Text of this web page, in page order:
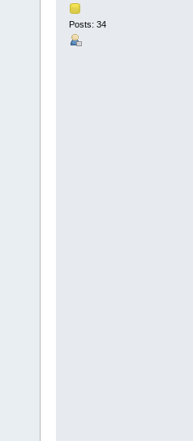
Posts: 34